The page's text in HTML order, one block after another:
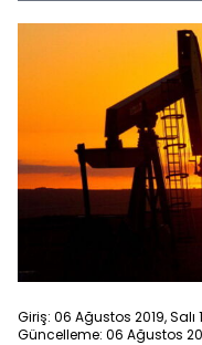
Giriş: 06 Ağustos 2019, Salı
Güncelleme: 06 Ağustos